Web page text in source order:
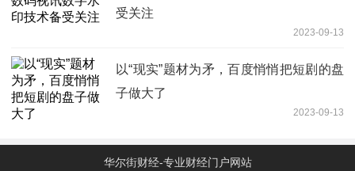
受关注
2023-09-13
以“现实”题材为矛，百度悄悄把短剧的盘
子做大了
2023-09-13
华尔街财经-专业财经门户网站